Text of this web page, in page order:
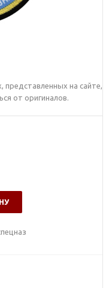
на сайте,
от оригиналов.